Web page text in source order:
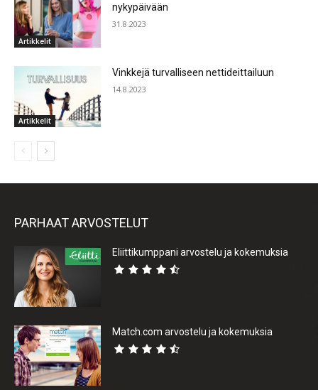
Artikkelit
nykypäivään
31.8.2023
Artikkelit
Vinkkejä turvalliseen nettideittailuun
14.8.2023
PARHAAT ARVOSTELUT
Eliittikumppani arvostelu ja kokemuksia
Match.com arvostelu ja kokemuksia